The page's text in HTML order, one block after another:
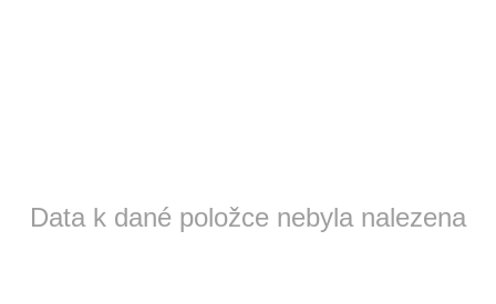
Data k dané položce nebyla nalezena